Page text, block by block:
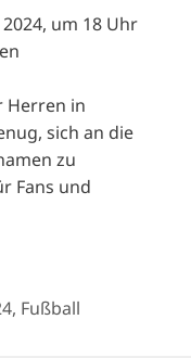
um 18 Uhr
Herren in
sich an die
zu
Fans und
, Fußball